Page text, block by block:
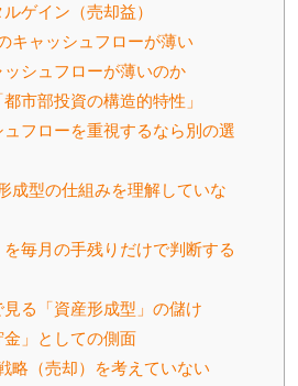
ルゲイン（売却益）
キャッシュフローが薄い
ッシュフローが薄いのか
都市部投資の構造的特性」
ュフローを重視するなら別の選
成型の仕組みを理解していな
を毎月の手残りだけで判断する
見る「資産形成型」の儲け
金」としての側面
略（売却）を考えていない